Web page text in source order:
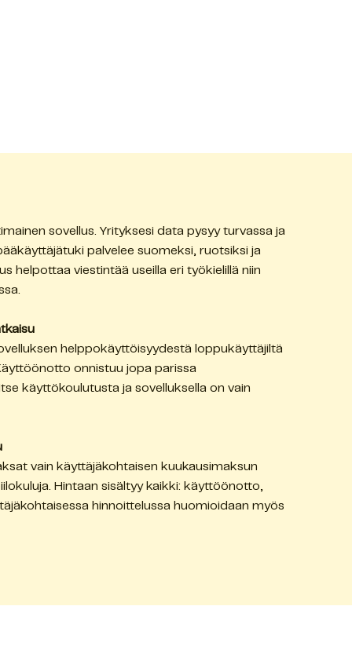
sovellus. Yrityksesi data pysyy turvassa ja
palvelee suomeksi, ruotsiksi ja
helpottaa viestintää useilla eri työkielillä niin
helppokäyttöisyydestä loppukäyttäjiltä
onnistuu jopa parissa
käyttökoulutusta ja sovelluksella on vain
vain käyttäjäkohtaisen kuukausimaksun
Hintaan sisältyy kaikki: käyttöönotto,
hinnoittelussa huomioidaan myös